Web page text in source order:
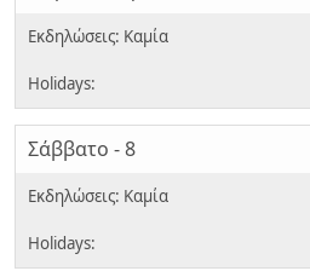
Σάββατο - 8